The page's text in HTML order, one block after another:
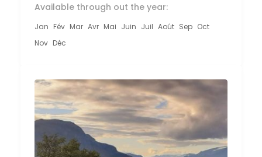
Available through out the year:
Jan Fév Mar Avr Mai Juin Juil Août Sep Oct
Nov Déc